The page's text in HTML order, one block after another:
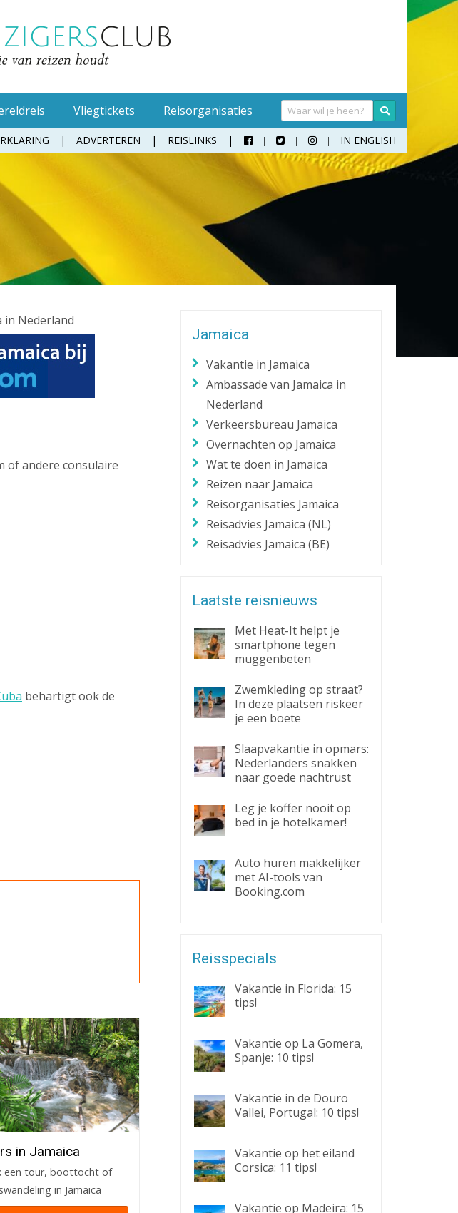
Oordopjes
Tandenborstel
Toiletpapier
Waterfles
Zaklantaarn
Sokken
Teenslippers
Vliegtickets Reisorganisaties
ADVERTEREN REISLINKS    IN ENGLISH
in Nederland
of andere consulaire
behartigt ook de
in Jamaica
een tour, boottocht of
in Jamaica
Jamaica
Vakantie in Jamaica
Ambassade van Jamaica in
Nederland
Verkeersbureau Jamaica
Overnachten op Jamaica
Wat te doen in Jamaica
Reizen naar Jamaica
Reisorganisaties Jamaica
Reisadvies Jamaica (NL)
Reisadvies Jamaica (BE)
Laatste reisnieuws
Met Heat-It helpt je
smartphone tegen
muggenbeten
Zwemkleding op straat?
In deze plaatsen riskeer
je een boete
Slaapvakantie in opmars:
Nederlanders snakken
naar goede nachtrust
Leg je koffer nooit op
bed in je hotelkamer!
Auto huren makkelijker
met AI-tools van
Booking.com
Reisspecials
Vakantie in Florida: 15
tips!
Vakantie op La Gomera,
Spanje: 10 tips!
Vakantie in de Douro
Vallei, Portugal: 10 tips!
Vakantie op het eiland
Corsica: 11 tips!
Vakantie op Madeira: 15